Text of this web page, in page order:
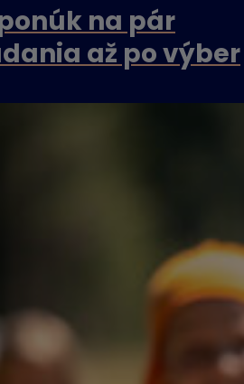
na pár
až po výber